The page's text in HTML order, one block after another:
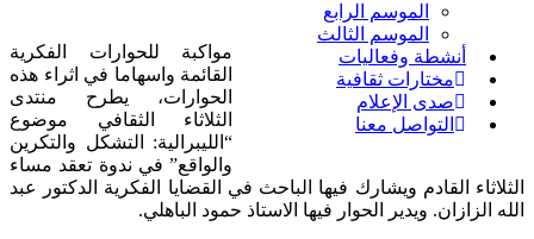
الموسم الرابع
الموسم الثالث
أنشطة وفعاليات
مختارات ثقافية
صدى الإعلام
التواصل معنا
مواكبة للحوارات الفكرية
القائمة واسهاما في اثراء هذه
الحوارات، يطرح منتدى
الثلاثاء الثقافي موضوع
“الليبرالية: التشكل والتكرين
والواقع” في ندوة تعقد مساء
الثلاثاء القادم ويشارك فيها الباحث في القضايا الفكرية الدكتور عبد
الله الزازان. ويدير الحوار فيها الاستاذ حمود الباهلي.